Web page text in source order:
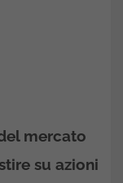
mercato
su azioni